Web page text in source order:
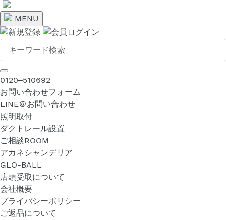
コ
ン
テ
ン
ス
キ
ッ
プ
す
る
MENU
0120‒510692
お問い合わせフォーム
LINE＠お問い合わせ
照明取付
ダクトレール設置
ご相談ROOM
アカネシャンデリア
GLO-BALL
店頭受取について
会社概要
プライバシーポリシー
ご返品について